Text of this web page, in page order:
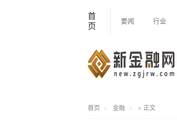
首
页
要闻 行业
首页 金融 > 正文